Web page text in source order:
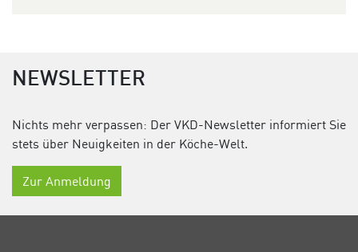
NEWSLETTER
Nichts mehr verpassen: Der VKD-Newsletter informiert Sie
stets über Neuigkeiten in der Köche-Welt.
Zur Anmeldung